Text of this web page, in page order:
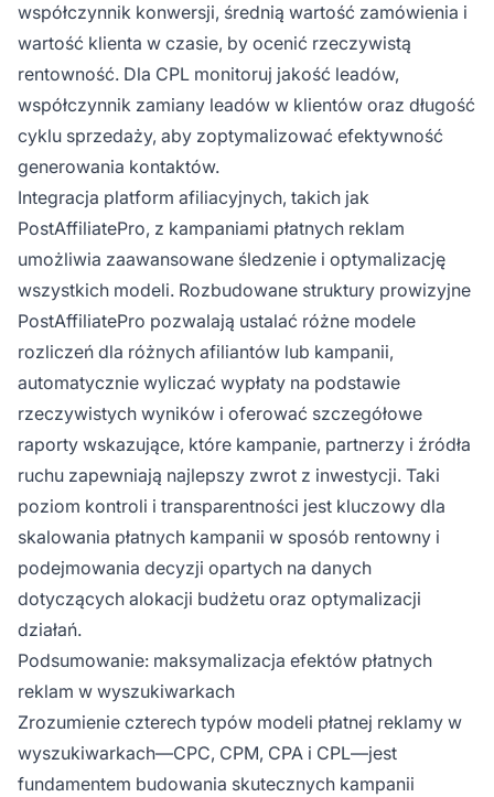
współczynnik konwersji, średnią wartość zamówienia i
wartość klienta w czasie, by ocenić rzeczywistą
rentowność. Dla CPL monitoruj jakość leadów,
współczynnik zamiany leadów w klientów oraz długość
cyklu sprzedaży, aby zoptymalizować efektywność
generowania kontaktów.
Integracja platform afiliacyjnych, takich jak
PostAffiliatePro, z kampaniami płatnych reklam
umożliwia zaawansowane śledzenie i optymalizację
wszystkich modeli. Rozbudowane struktury prowizyjne
PostAffiliatePro pozwalają ustalać różne modele
rozliczeń dla różnych afiliantów lub kampanii,
automatycznie wyliczać wypłaty na podstawie
rzeczywistych wyników i oferować szczegółowe
raporty wskazujące, które kampanie, partnerzy i źródła
ruchu zapewniają najlepszy zwrot z inwestycji. Taki
poziom kontroli i transparentności jest kluczowy dla
skalowania płatnych kampanii w sposób rentowny i
podejmowania decyzji opartych na danych
dotyczących alokacji budżetu oraz optymalizacji
działań.
Podsumowanie: maksymalizacja efektów płatnych
reklam w wyszukiwarkach
Zrozumienie czterech typów modeli płatnej reklamy w
wyszukiwarkach—CPC, CPM, CPA i CPL—jest
fundamentem budowania skutecznych kampanii